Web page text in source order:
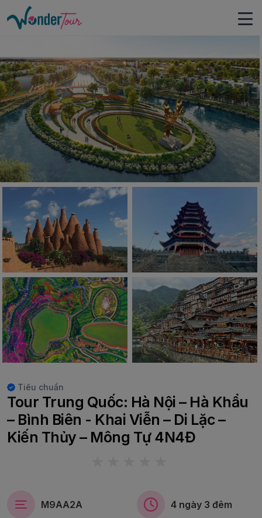
Tiêu chuẩn
Tour Trung Quốc: Hà Nội – Hà Khẩu
– Bình Biên - Khai Viễn – Di Lặc –
Kiến Thủy – Mông Tự 4N4Đ
M9AA2A 4 ngày 3 đêm